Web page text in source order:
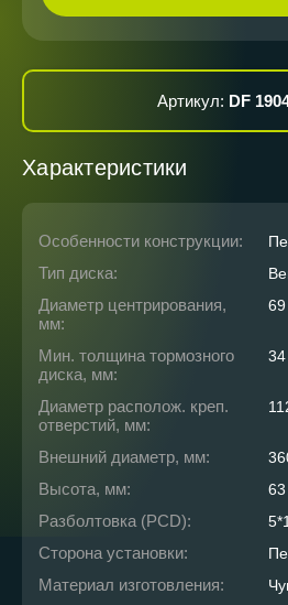
Артикул: DF
Характеристики
Особенности конструкции:
Тип диска:
Диаметр центрирования,
мм:
69
Мин. толщина тормозного
диска, мм:
34
Диаметр располож. креп.
отверстий, мм:
Внешний диаметр, мм:
Высота, мм: 63
Разболтовка (PCD):
Сторона установки:
Материал изготовления: